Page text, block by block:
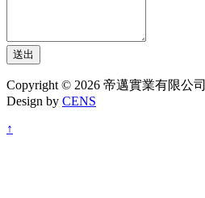
送出
Copyright © 2026 帝邁實業有限公
Design by CENS
↑